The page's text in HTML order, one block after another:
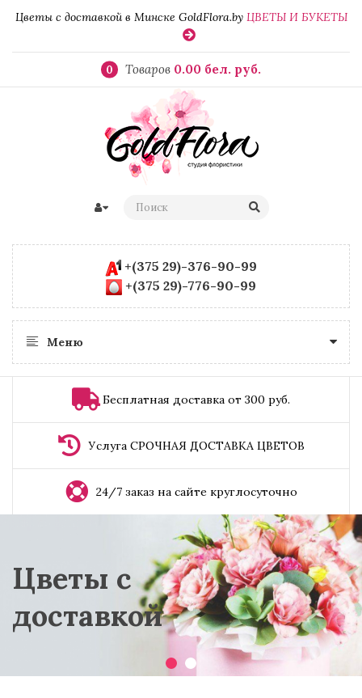
Цветы с доставкой в Минске GoldFlora.by ЦВЕТЫ И БУКЕТЫ
0 Товаров 0.00 бел. руб.
+(375 29)-376-90-99
+(375 29)-776-90-99
Меню
Бесплатная доставка от 300 руб.
Услуга СРОЧНАЯ ДОСТАВКА ЦВЕТОВ
24/7 заказ на сайте круглосуточно
Цветы с
доставкой